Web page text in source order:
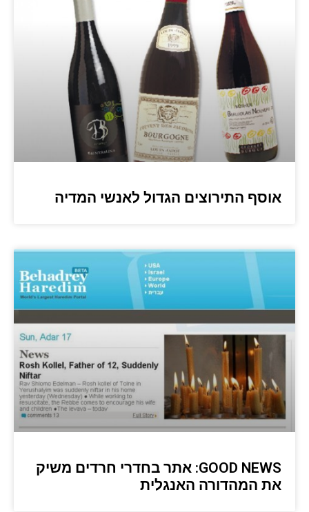
אוסף התירוצים הגדול לאנשי המדיה
GOOD NEWS: אתר בחדרי חרדים משיק
את המהדורה האנגלית